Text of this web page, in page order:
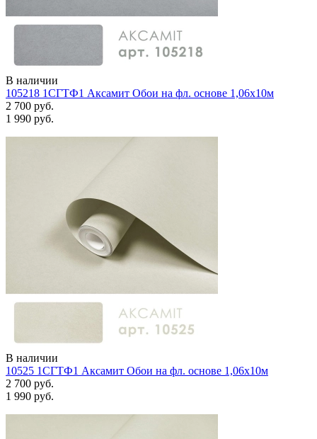
В наличии
105218 1СГТФ1 Аксамит Обои на фл. основе 1,06х10м
2 700 руб.
1 990 руб.
В наличии
10525 1СГТФ1 Аксамит Обои на фл. основе 1,06х10м
2 700 руб.
1 990 руб.